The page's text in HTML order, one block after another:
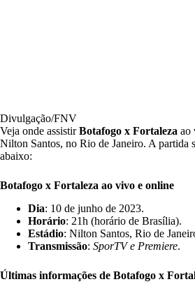
Divulgação/FNV
Veja onde assistirBotafogo x Fortaleza ao
Nilton Santos, no Rio de Janeiro. A partida
abaixo:
Botafogo x Fortaleza ao vivo e online
Dia: 10 de junho de 2023.
Horário: 21h (horário de Brasília).
Estádio: Nilton Santos, Rio de
Transmissão: SporTV e Premiere.
Últimas informações de Botafogo x